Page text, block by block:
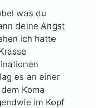
was du
deine Angst
ich hatte
es an einer
Koma
im Kopf